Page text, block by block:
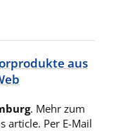
aus
. Mehr zum
article. Per E-Mail